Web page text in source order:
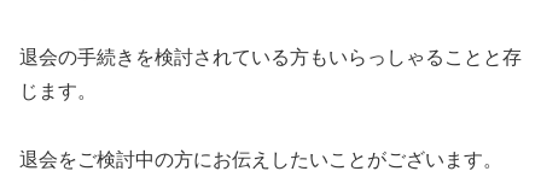
退会の手続きを検討されている方もいらっしゃることと存
じます。
退会をご検討中の方にお伝えしたいことがございます。